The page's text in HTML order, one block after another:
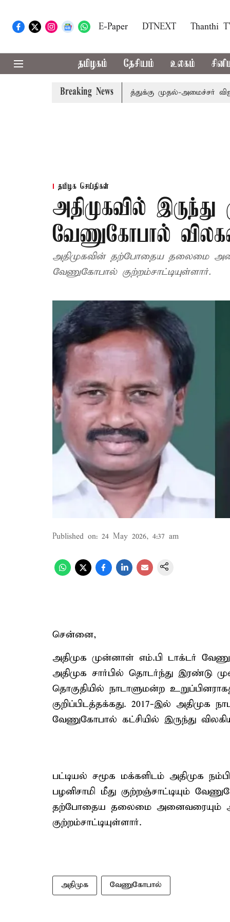
E-Paper DTNEXT Thanthi
தமிழகம் தேசியம் உலகம்
Breaking News
எம்.பி.க்கள் கூட்டத்துக்கு முதல்-அமைச்சர் விஜய்
தமிழக செய்திகள்
அதிமுகவில்
வேணுகோபால்
அதிமுகவின் தற்போதைய தலைமை
வேணுகோபால் குற்றம்சாட்டியுள்ளார்.
Published on: 24 May 2026, 4:37 am
சென்னை,
அதிமுக முன்னாள் எம்.பி டாக்டர்
அதிமுக சார்பில் தொடர்ந்து இரண்டு
தொகுதியில் நாடாளுமன்ற
குறிப்பிடத்தக்கது. 2017-இல்
வேணுகோபால் கட்சியில் இருந்து
பட்டியல் சமூக மக்களிடம் அதிமுக
பழனிசாமி மீது குற்றஞ்சாட்டியும்
தற்போதைய தலைமை அனைவரையும்
குற்றம்சாட்டியுள்ளார்.
அதிமுக வேணுகோபால்